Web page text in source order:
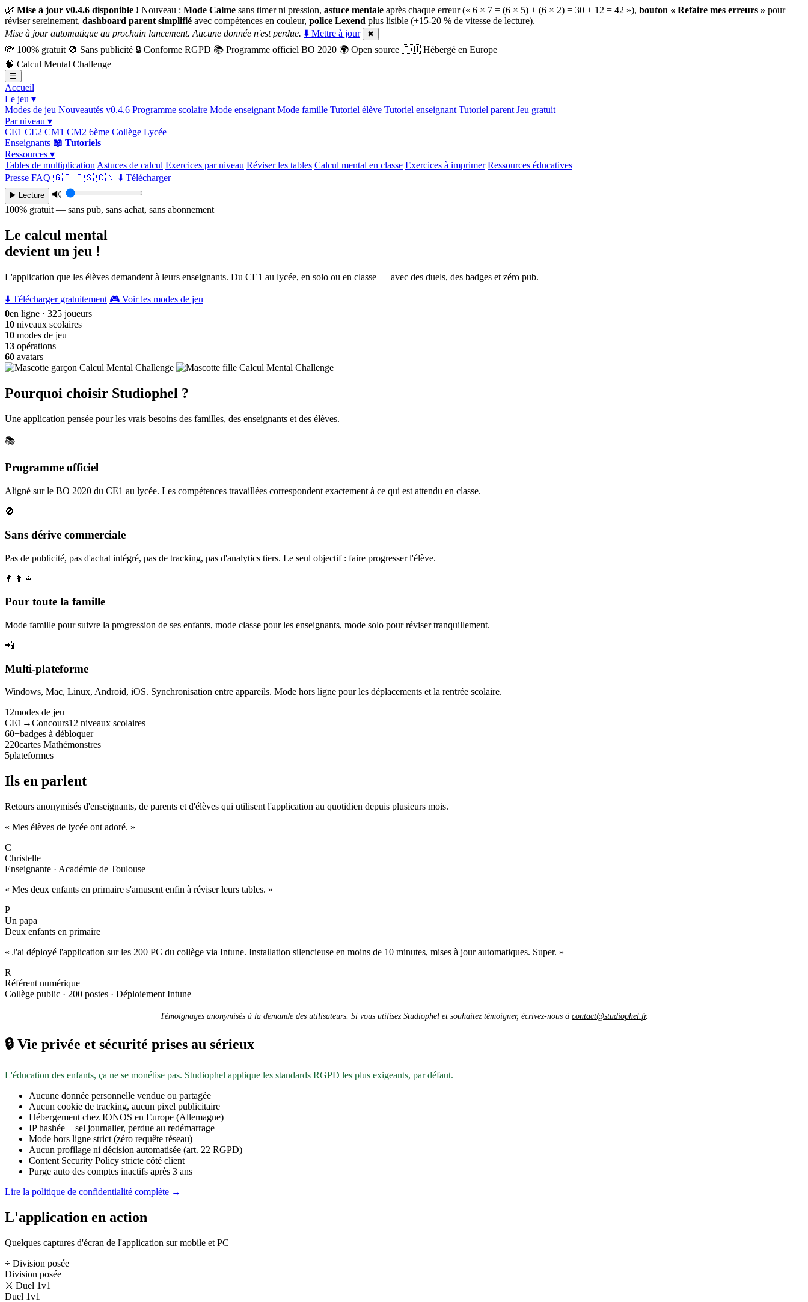
🌿 Mise à jour v0.4.6 disponible ! Nouveau : Mode Calme sans timer ni pression, astuce mentale après chaque erreur (« 6 × 7 = (6 × 5) + (6 × 2) = 30 + 12 = 42 »), bouton « Refaire mes erreurs » pour
réviser sereinement, dashboard parent simplifié avec compétences en couleur, police Lexend plus lisible (+15-20 % de vitesse de lecture).
Mise à jour automatique au prochain lancement. Aucune donnée n'est perdue. ⬇️ Mettre à jour ✖
💸 100% gratuit 🚫 Sans publicité 🔒 Conforme RGPD 📚 Programme officiel BO 2020 🌍 Open source 🇪🇺 Hébergé en Europe
🧠 Calcul Mental Challenge
☰
Accueil
Le jeu ▾
Modes de jeu Nouveautés v0.4.6 Programme scolaire Mode enseignant Mode famille Tutoriel élève Tutoriel enseignant Tutoriel parent Jeu gratuit
Par niveau ▾
CE1 CE2 CM1 CM2 6ème Collège Lycée
Enseignants 📖 Tutoriels
Ressources ▾
Tables de multiplication Astuces de calcul Exercices par niveau Réviser les tables Calcul mental en classe Exercices à imprimer Ressources éducatives
Presse FAQ 🇬🇧 🇪🇸 🇨🇳 ⬇️ Télécharger
▶️ Lecture
🔊
100% gratuit — sans pub, sans achat, sans abonnement
Le calcul mental
devient un jeu !
L'application que les élèves demandent à leurs enseignants. Du CE1 au lycée, en solo ou en classe — avec des duels, des badges et zéro pub.
⬇️ Télécharger gratuitement 🎮 Voir les modes de jeu
0en ligne · 325 joueurs
10 niveaux scolaires
10 modes de jeu
13 opérations
60 avatars
Pourquoi choisir Studiophel ?
Une application pensée pour les vrais besoins des familles, des enseignants et des élèves.
📚
Programme officiel
Aligné sur le BO 2020 du CE1 au lycée. Les compétences travaillées correspondent exactement à ce qui est attendu en classe.
🚫
Sans dérive commerciale
Pas de publicité, pas d'achat intégré, pas de tracking, pas d'analytics tiers. Le seul objectif : faire progresser l'élève.
👨‍👩‍👧
Pour toute la famille
Mode famille pour suivre la progression de ses enfants, mode classe pour les enseignants, mode solo pour réviser tranquillement.
📲
Multi-plateforme
Windows, Mac, Linux, Android, iOS. Synchronisation entre appareils. Mode hors ligne pour les déplacements et la rentrée scolaire.
12modes de jeu
CE1→Concours12 niveaux scolaires
60+badges à débloquer
220cartes Mathémonstres
5plateformes
Ils en parlent
Retours anonymisés d'enseignants, de parents et d'élèves qui utilisent l'application au quotidien depuis plusieurs mois.
« Mes élèves de lycée ont adoré. »
C
Christelle
Enseignante · Académie de Toulouse
« Mes deux enfants en primaire s'amusent enfin à réviser leurs tables. »
P
Un papa
Deux enfants en primaire
« J'ai déployé l'application sur les 200 PC du collège via Intune. Installation silencieuse en moins de 10 minutes, mises à jour automatiques. Super. »
R
Référent numérique
Collège public · 200 postes · Déploiement Intune
Témoignages anonymisés à la demande des utilisateurs. Si vous utilisez Studiophel et souhaitez témoigner, écrivez-nous à contact@studiophel.fr.
🔒 Vie privée et sécurité prises au sérieux
L'éducation des enfants, ça ne se monétise pas. Studiophel applique les standards RGPD les plus exigeants, par défaut.
Aucune donnée personnelle vendue ou partagée
Aucun cookie de tracking, aucun pixel publicitaire
Hébergement chez IONOS en Europe (Allemagne)
IP hashée + sel journalier, perdue au redémarrage
Mode hors ligne strict (zéro requête réseau)
Aucun profilage ni décision automatisée (art. 22 RGPD)
Content Security Policy stricte côté client
Purge auto des comptes inactifs après 3 ans
Lire la politique de confidentialité complète →
L'application en action
Quelques captures d'écran de l'application sur mobile et PC
÷ Division posée
Division posée
⚔️ Duel 1v1
Duel 1v1